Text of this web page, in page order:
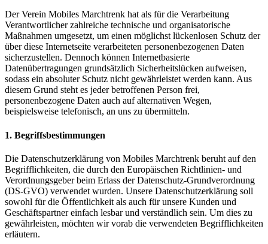
Der Verein Mobiles Marchtrenk hat als für die Verarbeitung
Verantwortlicher zahlreiche technische und organisatorische
Maßnahmen umgesetzt, um einen möglichst lückenlosen Schutz der
über diese Internetseite verarbeiteten personenbezogenen Daten
sicherzustellen. Dennoch können Internetbasierte
Datenübertragungen grundsätzlich Sicherheitslücken aufweisen,
sodass ein absoluter Schutz nicht gewährleistet werden kann. Aus
diesem Grund steht es jeder betroffenen Person frei,
personenbezogene Daten auch auf alternativen Wegen,
beispielsweise telefonisch, an uns zu übermitteln.
1. Begriffsbestimmungen
Die Datenschutzerklärung von Mobiles Marchtrenk beruht auf den
Begrifflichkeiten, die durch den Europäischen Richtlinien- und
Verordnungsgeber beim Erlass der Datenschutz-Grundverordnung
(DS-GVO) verwendet wurden. Unsere Datenschutzerklärung soll
sowohl für die Öffentlichkeit als auch für unsere Kunden und
Geschäftspartner einfach lesbar und verständlich sein. Um dies zu
gewährleisten, möchten wir vorab die verwendeten Begrifflichkeiten
erläutern.